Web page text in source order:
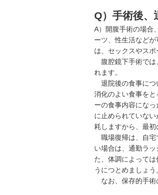
Q）手術後、
A）開腹手術の場合
ーツ、性生活など
は、セックスやス
腹腔鏡下手術では
れます。
退院後の食事につ
消化のよい食事を
ーの食事内容にな
に止められていな
耗しますから、最初
職場復帰は、自宅
い場合は、通勤ラ
た、体調によって
うにつとめましょう
なお、保存的手術